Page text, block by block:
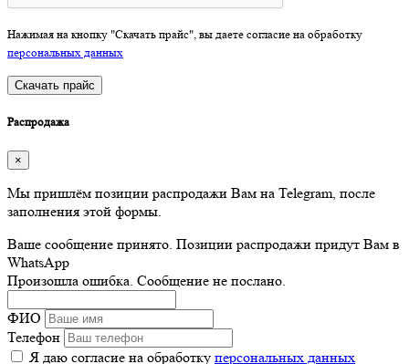
Нажимая на кнопку "Скачать прайс", вы даете согласие на обработку
персональных данных
Скачать прайс
Распродажа
×
Мы пришлём позиции распродажи Вам на Telegram, после
заполнения этой формы.
Ваше сообщение принято. Позиции распродажи придут Вам в
WhatsApp
Произошла ошибка. Сообщение не послано.
ФИО
Телефон
Я даю согласие на обработку персональных данных